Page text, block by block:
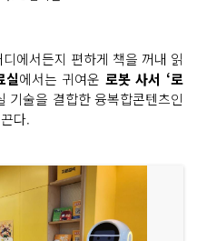
에서든지 편하게 책을 꺼내 읽
실에서는 귀여운 로봇 사서 ‘로
기술을 결합한 융복합콘텐츠인
다.